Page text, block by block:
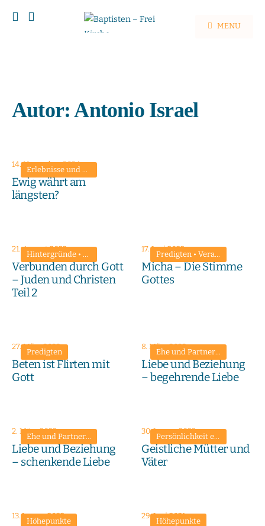
MENU
Autor:Antonio Israel
Erlebnisse und Zeugnisse
14. November 2024
Ewig währt am
längsten?
Hintergründe • Predigten
21. August 2022
Verbunden durch Gott
– Juden und Christen
Teil 2
Predigten • Verantwortlich wirtschaften
17. Juni 2022
Micha – Die Stimme
Gottes
Predigten
27. März 2022
Beten ist Flirten mit
Gott
Ehe und Partnerschaft
8. März 2022
Liebe und Beziehung
– begehrende Liebe
Ehe und Partnerschaft Predigten •Reifer Umgang mit
2. März 2022
Liebe und Beziehung
– schenkende Liebe
Persönlichkeit entwickeln
30. Januar 2022
Geistliche Mütter und
Väter
Höhepunkte
13. Januar 2022
Höhepunkte
29. Juni 2021